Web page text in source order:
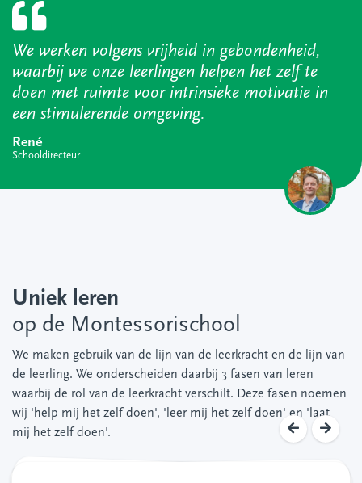
We werken volgens vrijheid in gebondenheid,
waarbij we onze leerlingen helpen het zelf te
doen met ruimte voor intrinsieke motivatie in
een stimulerende omgeving.
René
Schooldirecteur
Uniek leren
op de Montessorischool
We maken gebruik van de lijn van de leerkracht en de lijn van
de leerling. We onderscheiden daarbij 3 fasen van leren
waarbij de rol van de leerkracht verschilt. Deze fasen noemen
wij 'help mij het zelf doen', 'leer mij het zelf doen' en 'laat
mij het zelf doen'.